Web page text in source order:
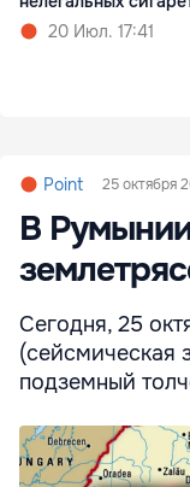
20 Июл. 17:41
Point 25 октября
В
Сегодня, 25
(сейсмическая
подземный